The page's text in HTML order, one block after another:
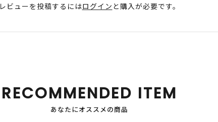
レビューを投稿するにはログイン と購入が必要です。
RECOMMENDED ITEM
あなたにオススメの商品